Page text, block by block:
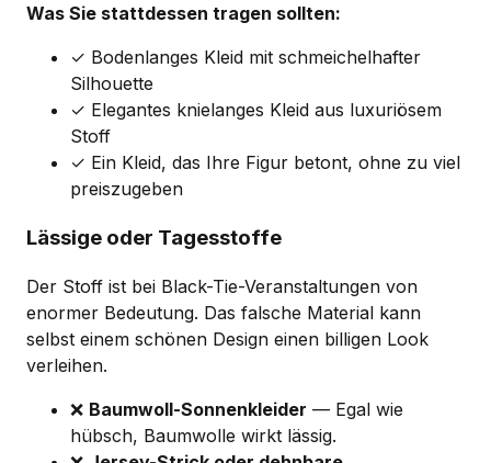
Was Sie stattdessen tragen sollten:
✓ Bodenlanges Kleid mit schmeichelhafter
Silhouette
✓ Elegantes knielanges Kleid aus luxuriösem
Stoff
✓ Ein Kleid, das Ihre Figur betont, ohne zu viel
preiszugeben
Lässige oder Tagesstoffe
Der Stoff ist bei Black-Tie-Veranstaltungen von
enormer Bedeutung. Das falsche Material kann
selbst einem schönen Design einen billigen Look
verleihen.
❌ Baumwoll-Sonnenkleider — Egal wie
hübsch, Baumwolle wirkt lässig.